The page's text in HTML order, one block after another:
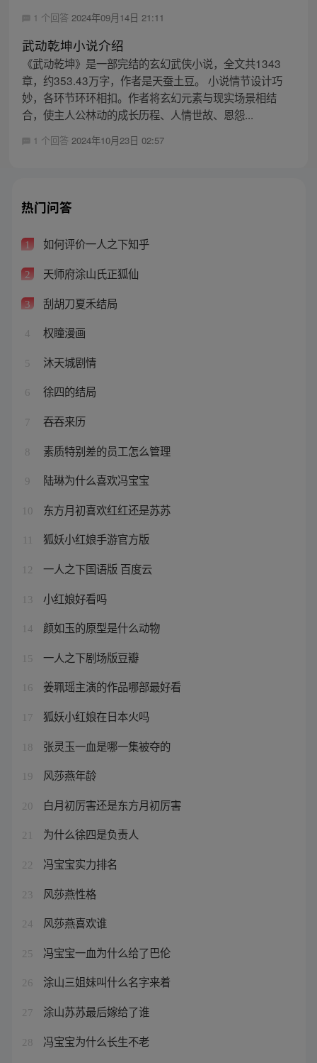
1 个回答 2024年09月14日 21:11
武动乾坤小说介绍
《武动乾坤》是一部完结的玄幻武侠小说，全文共1343
章，约353.43万字，作者是天蚕土豆。 小说情节设计巧
妙，各环节环环相扣。作者将玄幻元素与现实场景相结
合，使主人公林动的成长历程、人情世故、恩怨...
1 个回答 2024年10月23日 02:57
热门问答
1 如何评价一人之下知乎
2 天师府涂山氏正狐仙
3 刮胡刀夏禾结局
4 权瞳漫画
5 沐天城剧情
6 徐四的结局
7 吞吞来历
8 素质特别差的员工怎么管理
9 陆琳为什么喜欢冯宝宝
10 东方月初喜欢红红还是苏苏
狐妖小红娘手游官方版
12 一人之下国语版 百度云
13 小红娘好看吗
14 颜如玉的原型是什么动物
15 一人之下剧场版豆瓣
16 姜珮瑶主演的作品哪部最好看
17 狐妖小红娘在日本火吗
18 张灵玉一血是哪一集被夺的
19 风莎燕年龄
20 白月初厉害还是东方月初厉害
21 为什么徐四是负责人
22 冯宝宝实力排名
23 风莎燕性格
24 风莎燕喜欢谁
25 冯宝宝一血为什么给了巴伦
26 涂山三姐妹叫什么名字来着
27 涂山苏苏最后嫁给了谁
28
冯宝宝为什么长生不老